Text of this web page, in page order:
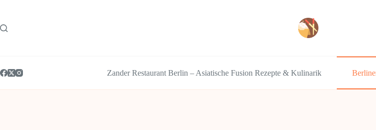
Zander Restaurant Berlin – Asiatische Fusion Rezepte & Kulinarik